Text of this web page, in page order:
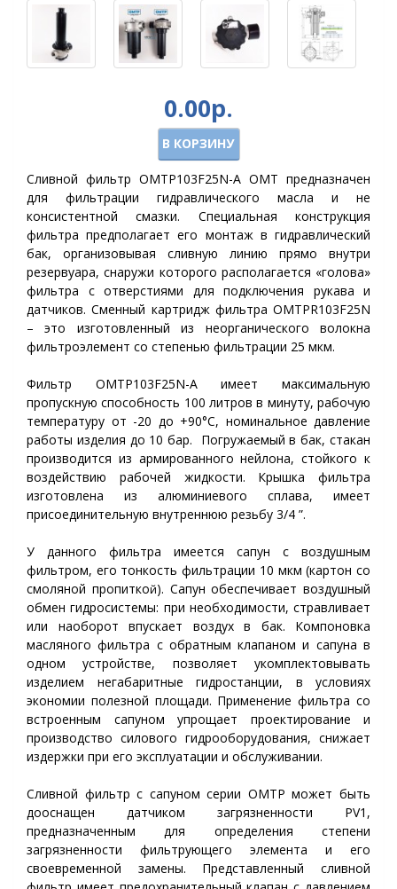
0.00р.
В КОРЗИНУ
Сливной фильтр OMTP103F25N-A OMT предназначен
для фильтрации гидравлического масла и не
консистентной смазки. Специальная конструкция
фильтра предполагает его монтаж в гидравлический
бак, организовывая сливную линию прямо внутри
резервуара, снаружи которого располагается «голова»
фильтра с отверстиями для подключения рукава и
датчиков. Сменный картридж фильтра OMTPR103F25N
– это изготовленный из неорганического волокна
фильтроэлемент со степенью фильтрации 25 мкм.
Фильтр OMTP103F25N-A имеет максимальную
пропускную способность 100 литров в минуту, рабочую
температуру от -20 до +90°C, номинальное давление
работы изделия до 10 бар. Погружаемый в бак, стакан
производится из армированного нейлона, стойкого к
воздействию рабочей жидкости. Крышка фильтра
изготовлена из алюминиевого сплава, имеет
присоединительную внутреннюю резьбу 3/4 ”.
У данного фильтра имеется сапун с воздушным
фильтром, его тонкость фильтрации 10 мкм (картон со
смоляной пропиткой). Сапун обеспечивает воздушный
обмен гидросистемы: при необходимости, стравливает
или наоборот впускает воздух в бак. Компоновка
масляного фильтра с обратным клапаном и сапуна в
одном устройстве, позволяет укомплектовывать
изделием негабаритные гидростанции, в условиях
экономии полезной площади. Применение фильтра со
встроенным сапуном упрощает проектирование и
производство силового гидрооборудования, снижает
издержки при его эксплуатации и обслуживании.
Сливной фильтр с сапуном серии OMTPможет быть
дооснащен датчиком загрязненности PV1,
предназначенным для определения степени
загрязненности фильтрующего элемента и его
своевременной замены. Представленный сливной